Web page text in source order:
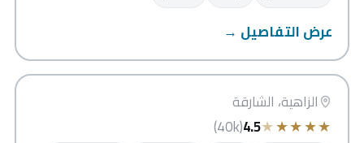
عرض التفاصيل →
الشارقة
سيتي سنتر الزاهية
الزاهية، الشارقة
★
★
★
★
★
4.5
(40k)